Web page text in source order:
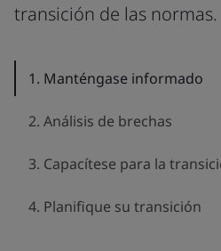
transición de las normas.
1. Manténgase informado
2. Análisis de brechas
3. Capacítese para la
4. Planifique su transición